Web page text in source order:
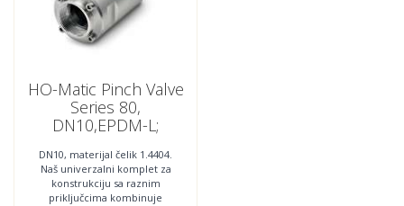
HO-Matic Pinch Valve
Series 80,
DN10,EPDM-L;
DN10, materijal čelik 1.4404.
Naš univerzalni komplet za
konstrukciju sa raznim
priključcima kombinuje